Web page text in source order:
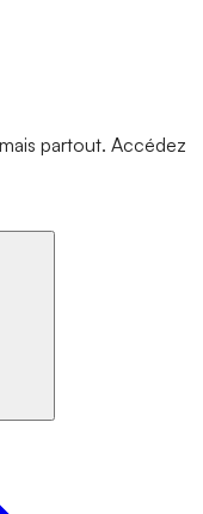
partout. Accédez